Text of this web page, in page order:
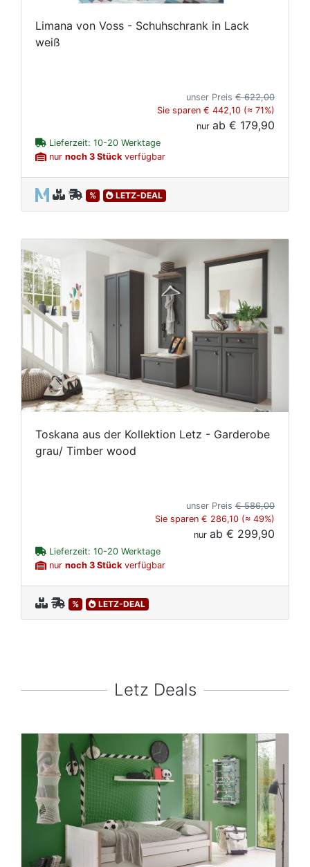
Limana von Voss - Schuhschrank in Lack
weiß
unser Preis € 622,00
Sie sparen € 442,10 (≈ 71%)
nur ab € 179,90
Lieferzeit: 10-20 Werktage
nur noch 3 Stück verfügbar
% LETZ-DEAL
Toskana aus der Kollektion Letz - Garderobe
grau/ Timber wood
unser Preis € 586,00
Sie sparen € 286,10 (≈ 49%)
nur ab € 299,90
Lieferzeit: 10-20 Werktage
nur noch 3 Stück verfügbar
% LETZ-DEAL
Letz Deals